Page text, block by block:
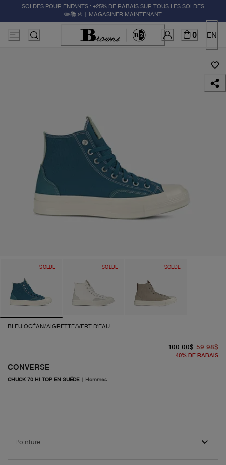
SOLDES POUR ENFANTS : +25% DE RABAIS SUR TOUS LES SOLDES
✏️📚🚸 | MAGASINER MAINTENANT
0 EN
SOLDE SOLDE SOLDE
BLEU OCÉAN/AIGRETTE/VERT D'EAU
CONVERSE
CHUCK 70 HI TOP EN SUÉDE| Hommes
100.00$ 59.98$
40% DE RABAIS
Pointure